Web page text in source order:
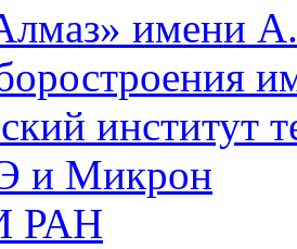
имени
институт
Микрон
РАН